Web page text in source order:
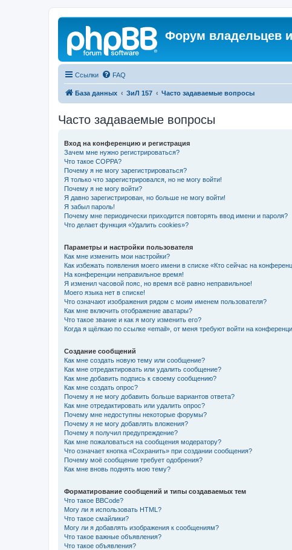
Форум владельцев
Ссылки FAQ
База данных ЗиЛ 157 Часто задаваемые вопросы
Часто задаваемые вопросы
Вход на конференцию и регистрация
Зачем мне нужно регистрироваться?
Что такое COPPA?
Почему я не могу зарегистрироваться?
Я только что зарегистрировался, но не могу войти!
Почему я не могу войти?
Я давно зарегистрирован, но больше не могу войти!
Я забыл пароль!
Почему мне периодически приходится повторять ввод имени и пароля?
Что делает функция «Удалить cookies»?
Параметры и настройки пользователя
Как мне изменить мои настройки?
Как избежать появления моего имени в списке «Кто сейчас на
На конференции неправильное время!
Я изменил часовой пояс, но время всё равно неправильное!
Моего языка нет в списке!
Что означают изображения рядом с моим именем пользователя?
Как мне включить отображение аватары?
Что такое звание и как я могу изменить его?
Когда я щёлкаю по ссылке «email», от меня требуют войти на
Создание сообщений
Как мне создать новую тему или сообщение?
Как мне отредактировать или удалить сообщение?
Как мне добавить подпись к своему сообщению?
Как мне создать опрос?
Почему я не могу добавить больше вариантов ответа?
Как мне отредактировать или удалить опрос?
Почему мне недоступны некоторые форумы?
Почему я не могу добавлять вложения?
Почему я получил предупреждение?
Как мне пожаловаться на сообщения модератору?
Что означает кнопка «Сохранить» при создании сообщения?
Почему моё сообщение требует одобрения?
Как мне вновь поднять мою тему?
Форматирование сообщений и типы создаваемых тем
Что такое BBCode?
Могу ли я использовать HTML?
Что такое смайлики?
Могу ли я добавлять изображения к сообщениям?
Что такое важные объявления?
Что такое объявления?